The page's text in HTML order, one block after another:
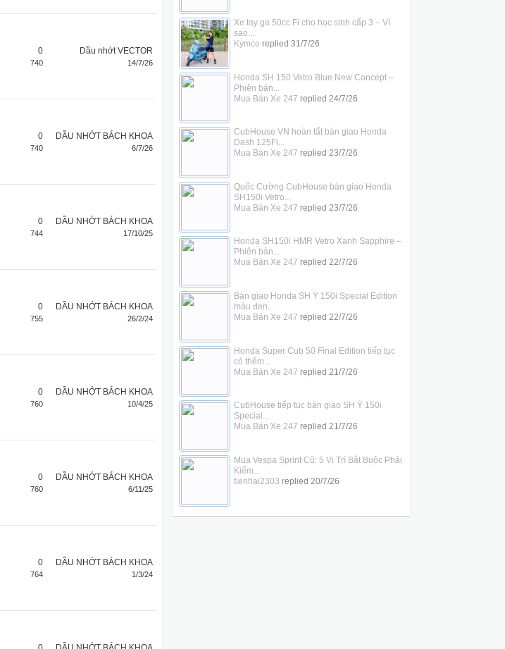
0
740
Dầu nhớt VECTOR
14/7/26
0
740
DẦU NHỚT BÁCH KHOA
6/7/26
0
744
DẦU NHỚT BÁCH KHOA
17/10/25
0
755
DẦU NHỚT BÁCH KHOA
26/2/24
0
760
DẦU NHỚT BÁCH KHOA
10/4/25
0
760
DẦU NHỚT BÁCH KHOA
6/11/25
0
764
DẦU NHỚT BÁCH KHOA
1/3/24
Xe tay ga 50cc Fi cho học sinh cấp 3 – Vì
sao...
Kymco replied 31/7/26
Honda SH 150 Vetro Blue New Concept –
Phiên bản...
Mua Bán Xe 247 replied 24/7/26
CubHouse VN hoàn tất bàn giao Honda
Dash 125Fi...
Mua Bán Xe 247 replied 23/7/26
Quốc Cường CubHouse bàn giao Honda
SH150i Vetro...
Mua Bán Xe 247 replied 23/7/26
Honda SH150i HMR Vetro Xanh Sapphire –
Phiên bản...
Mua Bán Xe 247 replied 22/7/26
Bàn giao Honda SH Ý 150i Special Edition
màu đen...
Mua Bán Xe 247 replied 22/7/26
Honda Super Cub 50 Final Edition tiếp tục
có thêm...
Mua Bán Xe 247 replied 21/7/26
CubHouse tiếp tục bàn giao SH Ý 150i
Special...
Mua Bán Xe 247 replied 21/7/26
Mua Vespa Sprint Cũ: 5 Vị Trí Bắt Buộc Phải
Kiểm...
tienhai2303 replied 20/7/26